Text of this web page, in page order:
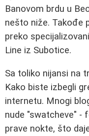
Banovom brdu u
nešto niže. Takođe
preko
Line iz Subotice.
Sa toliko nijansi na
Kako biste izbegli
internetu. Mnogi
nude "swatcheve" -
prave nokte, što